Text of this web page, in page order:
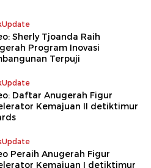
Sherly Tjoanda Raih
Program Inovasi
Terpuji
Daftar Anugerah Figur
Kemajuan II detiktimur
Peraih Anugerah Figur
Kemajuan I detiktimur